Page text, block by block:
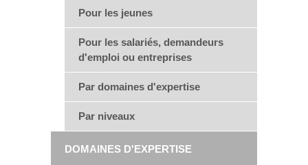
Pour les jeunes
Pour les salariés, demandeurs
d'emploi ou entreprises
Par domaines d'expertise
Par niveaux
DOMAINES D'EXPERTISE